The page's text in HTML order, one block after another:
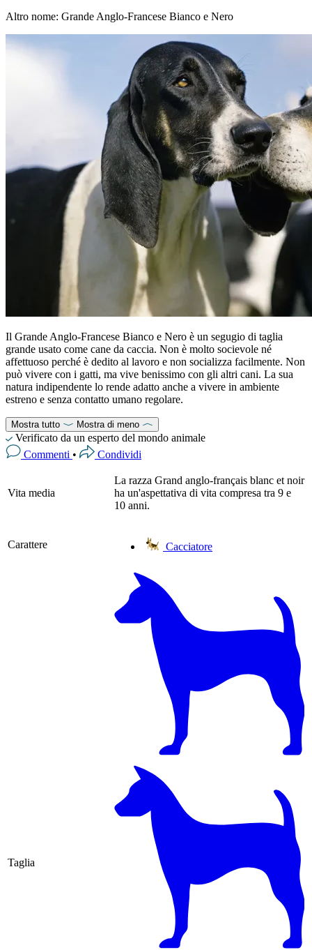
Altro nome: Grande Anglo-Francese Bianco e Nero
Il Grande Anglo-Francese Bianco e Nero è un segugio di taglia
grande usato come cane da caccia. Non è molto socievole né
affettuoso perché è dedito al lavoro e non socializza facilmente. Non
può vivere con i gatti, ma vive benissimo con gli altri cani. La sua
natura indipendente lo rende adatto anche a vivere in ambiente
estreno e senza contatto umano regolare.
Mostra tutto Mostra di meno
Verificato da un esperto del mondo animale
Commenti • Condividi
Vita media
La razza Grand anglo-français blanc et noir
ha un'aspettativa di vita compresa tra 9 e
10 anni.
Carattere Cacciatore
Taglia